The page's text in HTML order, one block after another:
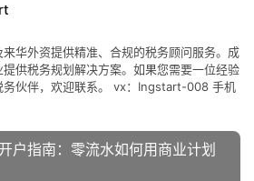
华外资提供精准、合规的税务顾问服务。成
供税务规划解决方案。如果您需要一位经验
务伙伴，欢迎联系。 vx：Ingstart-008 手机
户指南：零流水如何用商业计划